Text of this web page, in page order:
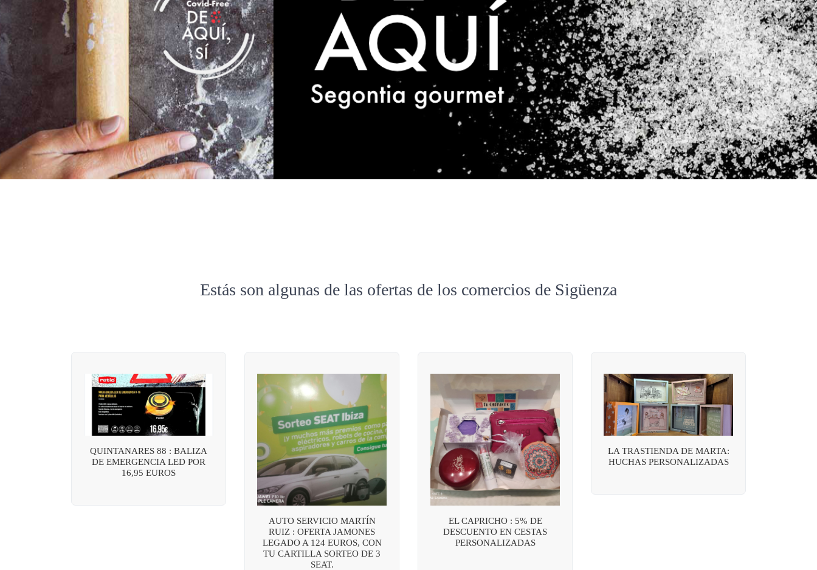
Estás son algunas de las ofertas de los comercios de Sigüenza
QUINTANARES 88 : BALIZA
DE EMERGENCIA LED POR
16,95 EUROS
AUTO SERVICIO MARTÍN
RUIZ : OFERTA JAMONES
LEGADO A 124 EUROS, CON
TU CARTILLA SORTEO DE 3
SEAT.
EL CAPRICHO : 5% DE
DESCUENTO EN CESTAS
PERSONALIZADAS
LA TRASTIENDA DE MARTA:
HUCHAS PERSONALIZADAS